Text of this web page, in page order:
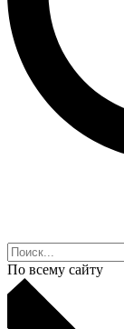
По всему сайту